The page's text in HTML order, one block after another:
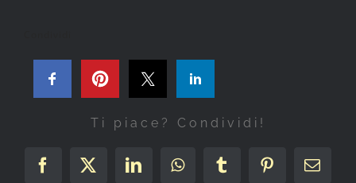
Ti piace? Condividi!
Facebook
X LinkedInWhatsAppTumblrPinterestEmail